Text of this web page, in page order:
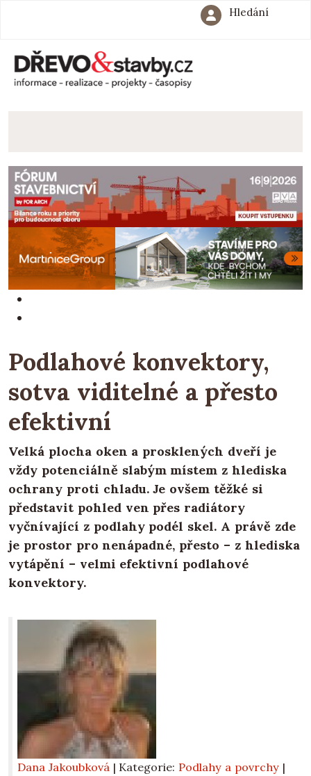
Hledání
Podlahové konvektory,
sotva viditelné a přesto
efektivní
Velká plocha oken a prosklených dveří je
vždy potenciálně slabým místem z hlediska
ochrany proti chladu. Je ovšem těžké si
představit pohled ven přes radiátory
vyčnívající z podlahy podél skel. A právě zde
je prostor pro nenápadné, přesto – z hlediska
vytápění – velmi efektivní podlahové
konvektory.
Dana Jakoubková | Kategorie: Podlahy a povrchy |